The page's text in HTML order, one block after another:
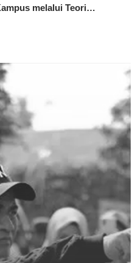
melalui Teori…